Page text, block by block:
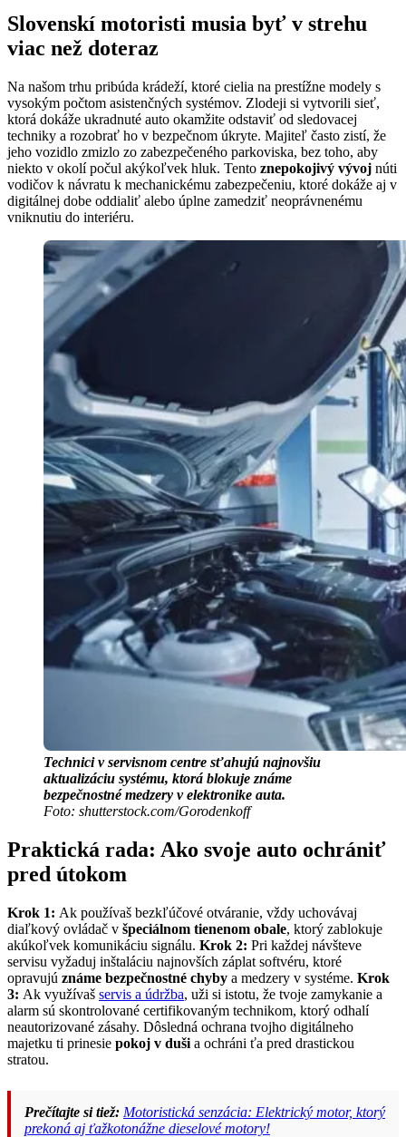
Slovenskí motoristi musia byť v strehu
viac než doteraz
Na našom trhu pribúda krádeží, ktoré cielia na prestížne modely s
vysokým počtom asistenčných systémov. Zlodeji si vytvorili sieť,
ktorá dokáže ukradnuté auto okamžite odstaviť od sledovacej
techniky a rozobrať ho v bezpečnom úkryte. Majiteľ často zistí, že
jeho vozidlo zmizlo zo zabezpečeného parkoviska, bez toho, aby
niekto v okolí počul akýkoľvek hluk. Tento znepokojivý vývoj núti
vodičov k návratu k mechanickému zabezpečeniu, ktoré dokáže aj v
digitálnej dobe oddialiť alebo úplne zamedziť neoprávnenému
vniknutiu do interiéru.
Technici v servisnom centre sťahujú najnovšiu
aktualizáciu systému, ktorá blokuje známe
bezpečnostné medzery v elektronike auta.
Foto: shutterstock.com/Gorodenkoff
Praktická rada: Ako svoje auto ochrániť
pred útokom
Krok 1: Ak používaš bezkľúčové otváranie, vždy uchovávaj
diaľkový ovládač v špeciálnom tienenom obale, ktorý zablokuje
akúkoľvek komunikáciu signálu. Krok 2: Pri každej návšteve
servisu vyžaduj inštaláciu najnovších záplat softvéru, ktoré
opravujú známe bezpečnostné chyby a medzery v systéme. Krok
3: Ak využívaš servis a údržba, uži si istotu, že tvoje zamykanie a
alarm sú skontrolované certifikovaným technikom, ktorý odhalí
neautorizované zásahy. Dôsledná ochrana tvojho digitálneho
majetku ti prinesie pokoj v duši a ochráni ťa pred drastickou
stratou.
Prečítajte si tiež: Motoristická senzácia: Elektrický motor, ktorý
prekoná aj ťažkotonážne dieselové motory!